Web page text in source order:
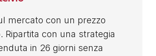
mercato con un prezzo
Ripartita con una strategia
in 26 giorni senza